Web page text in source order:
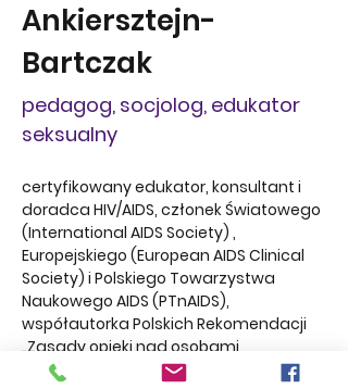
Ankiersztejn-
Bartczak
pedagog, socjolog, edukator
seksualny
certyfikowany edukator, konsultant i
doradca HIV/AIDS, członek Światowego
(International AIDS Society) ,
Europejskiego (European AIDS Clinical
Society) i Polskiego Towarzystwa
Naukowego AIDS (PTnAIDS),
współautorka Polskich Rekomendacji
„Zasady opieki nad osobami
zakażonymi HIV”, członek European